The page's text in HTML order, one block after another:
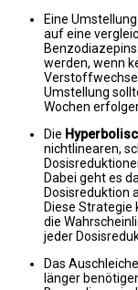
Eine
auf eine
werden, wenn
Umstellung
Wochen
Die
nichtlinearen,
Dabei geht es
Dosisreduktion
Diese
die
jeder
Das
länger